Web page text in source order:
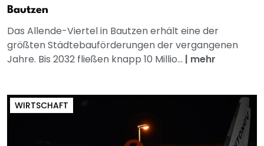
Bautzen
Das Allende-Viertel in Bautzen erhält eine der
größten Städtebauförderungen der vergangenen
Jahre. Bis 2032 fließen knapp 10 Millio... | mehr
WIRTSCHAFT